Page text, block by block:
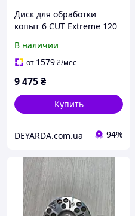
Диск для обработки
копыт 6 CUT Extreme 120
В наличии
от 1579₴/мес
9 475₴
Купить
DEYARDA.com.ua 94%